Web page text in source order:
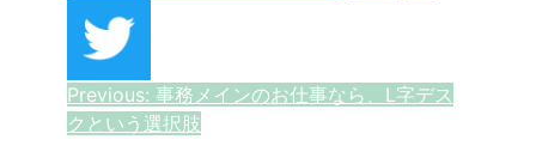
投
稿
Previous: 事務メインのお仕事なら、L字デス
クという選択肢